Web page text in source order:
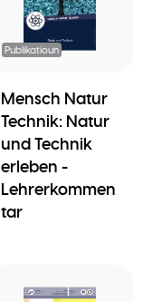
Publikatioun
Mensch Natur
Technik: Natur
und Technik
erleben -
Lehrerkommen
tar